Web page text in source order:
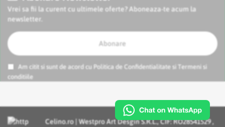
Vrei sa fii la curent cu ultimele oferte? Aboneaza-te acum la
newsletter.
Abonare
Am citit si sunt de acord cu Politica de Confidentialitate si
Termeni si
conditiile
Celino.ro | Westpro Art Desgin S.R.L., CIF: RO28541529 ,